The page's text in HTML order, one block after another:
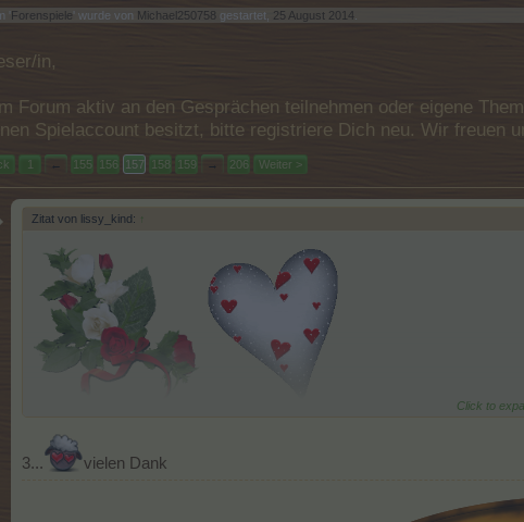
' Forenspiele ' wurde von Michael250758 gestartet, 25 August 2014
in,
Forum aktiv an den Gesprächen teilnehmen oder eigene
Spielaccount besitzt, bitte registriere Dich neu. Wir freuen
1 ← 155 156 157 158 159 → 206 Weiter >
Zitat von lissy_kind: ↑
Click to
3... vielen Dank